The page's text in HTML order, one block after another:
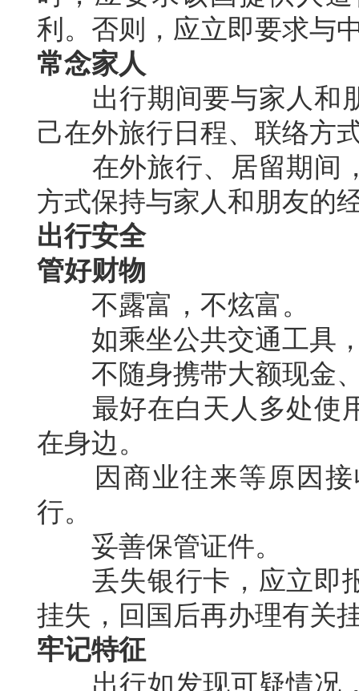
利。否则，应立即要求与
常念家人
出行期间要与家人和朋
己在外旅行日程、联络方
在外旅行、居留期间，
方式保持与家人和朋友的
出行安全
管好财物
不露富，不炫富。
如乘坐公共交通工具，
不随身携带大额现金、
最好在白天人多处使用
在身边。
因商业往来等原因接
行。
妥善保管证件。
丢失银行卡，应立即报
挂失，回国后再办理有关
牢记特征
出行如发现可疑情况，